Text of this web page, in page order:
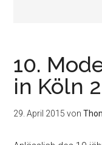
10.
in Köln
29. April 2015 von